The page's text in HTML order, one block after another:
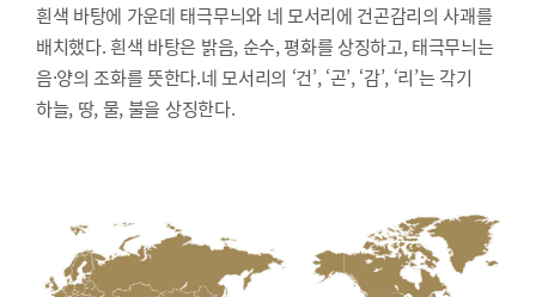
흰색 바탕에 가운데 태극무늬와 네 모서리에 건곤감리의 사괘를
배치했다. 흰색 바탕은 밝음, 순수, 평화를 상징하고, 태극무늬는
음·양의 조화를 뜻한다.네 모서리의 ‘건’, ‘곤’, ‘감’, ‘리’는 각기
하늘, 땅, 물, 불을 상징한다.